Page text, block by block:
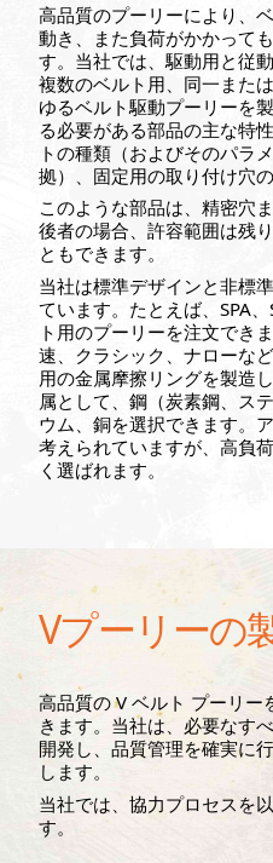
高品質のプーリーにより、
動き、また負荷がかかって
す。当社では、駆動用と従
複数のベルト用、同一また
ゆるベルト駆動プーリーを
る必要がある部品の主な特
トの種類（およびそのパラ
拠）、固定用の取り付け穴の
このような部品は、精密穴
後者の場合、許容範囲は残
ともできます。
当社は標準デザインと非標
ています。たとえば、SPA
ト用のプーリーを注文でき
速、クラシック、ナローな
用の金属摩擦リングを製造
属として、鋼（炭素鋼、ス
ウム、銅を選択できます。
考えられていますが、高負
く選ばれます。
Vプーリーの
高品質の V ベルト プーリ
きます。当社は、必要なす
開発し、品質管理を確実に
します。
当社では、協力プロセスを
す。